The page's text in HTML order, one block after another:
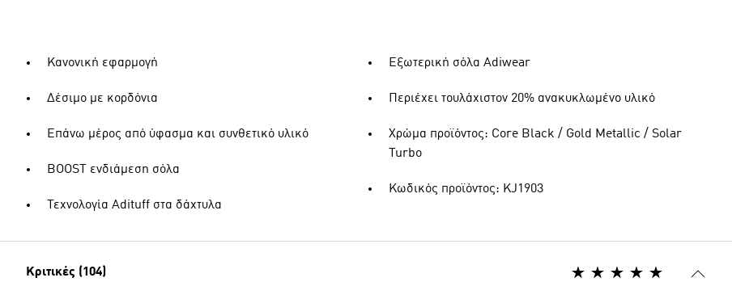
Κανονική εφαρμογή
Δέσιμο με κορδόνια
Επάνω μέρος από ύφασμα και συνθετικό υλικό
BOOST ενδιάμεση σόλα
Τεχνολογία Adituff στα δάχτυλα
Εξωτερική σόλα Adiwear
Περιέχει τουλάχιστον 20% ανακυκλωμένο υλικό
Χρώμα προϊόντος: Core Black / Gold Metallic / Solar
Turbo
Κωδικός προϊόντος: KJ1903
Κριτικές (104)